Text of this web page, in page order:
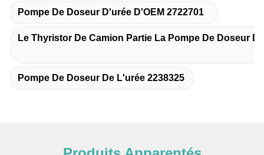
Pompe De Doseur D'urée D'OEM 2722701
Le Thyristor De Camion Partie La Pompe De Doseur
Pompe De Doseur De L'urée 2238325